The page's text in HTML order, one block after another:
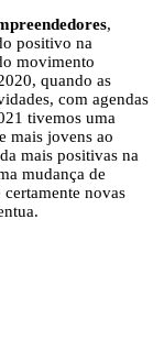
,
positivo na
movimento
quando as
com agendas
tivemos uma
mais jovens ao
mais positivas na
mudança de
novas